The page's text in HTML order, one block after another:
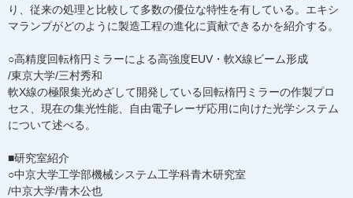
り、従来の処理と比較して多数の優位な特性を有している。エキシ
マランプがどのように製造工程の進化に貢献できるかを紹介する。
○高精度回転楕円ミラーによる高強度EUV・軟X線ビーム形成
/東京大学/三村秀和
軟X線の極限集光めざして開発している回転楕円ミラーの作製プロ
セス、現在の集光性能、自由電子レーザ応用に向けた光学システム
について述べる。
■研究室紹介
○中京大学工学部機械システム工学科青木研究室
/中京大学/青木公也